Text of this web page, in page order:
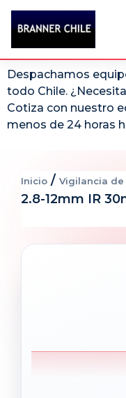
Despachamos
todo Chile.
Cotiza con nuestro
menos de 24 horas
Inicio / Vigilancia de
2.8-12mm IR